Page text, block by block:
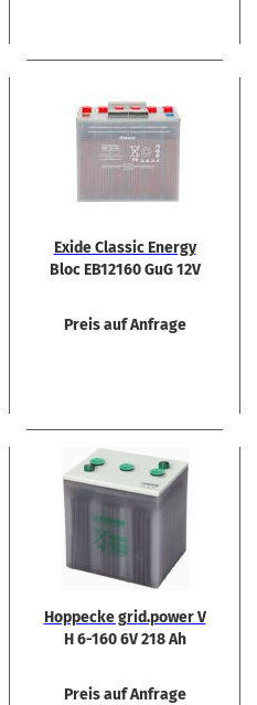
Exide Clas­sic En­er­gy
Bloc EB12160 GuG 12V
Preis auf Anfrage
Hop­pe­cke grid.power V
H 6-160 6V 218 Ah
Preis auf Anfrage